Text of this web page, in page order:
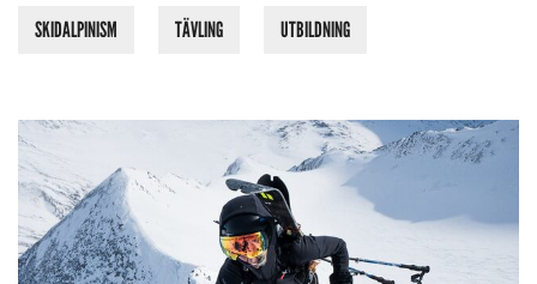
SKIDALPINISM TÄVLING UTBILDNING